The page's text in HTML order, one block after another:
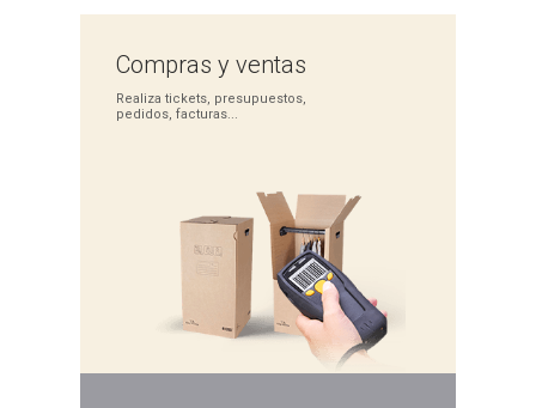
Comprasy ventas
Realiza tickets, presupuestos,
pedidos, facturas...